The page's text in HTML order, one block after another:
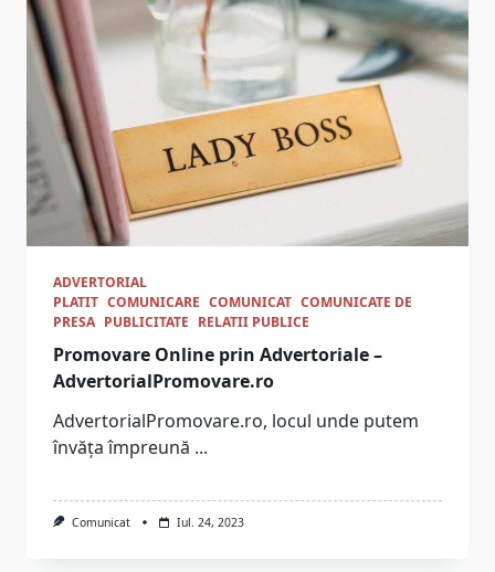
ADVERTORIAL
PLATIT COMUNICARE COMUNICAT COMUNICATE DE
PRESA PUBLICITATE RELATII PUBLICE
Promovare Online prin Advertoriale –
AdvertorialPromovare.ro
AdvertorialPromovare.ro, locul unde putem
învăța împreună ...
Comunicat Iul. 24, 2023